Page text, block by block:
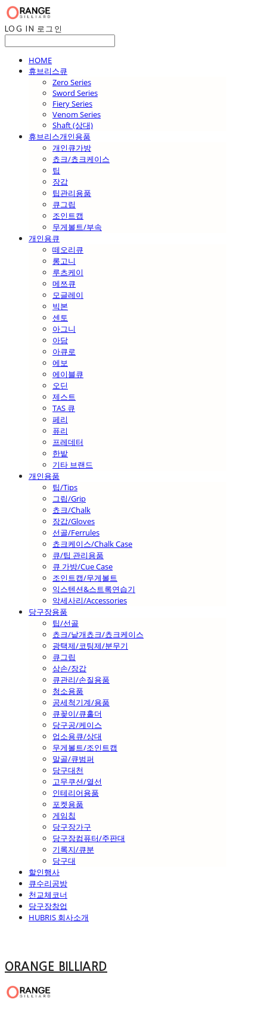
LOG IN 로그인
HOME
휴브리스큐
Zero Series
Sword Series
Fiery Series
Venom Series
Shaft (상대)
휴브리스개인용품
개인큐가방
쵸크/쵸크케이스
팁
장갑
팁관리용품
큐그립
조인트캡
무게볼트/부속
개인용큐
떼오리큐
롱고니
루츠케이
메쯔큐
모글레이
빅본
센토
아그니
아담
아큐로
에보
에이블큐
오딘
제스트
TAS 큐
페리
퓨리
프레데터
한밭
기타 브랜드
개인용품
팁/Tips
그립/Grip
쵸크/Chalk
장갑/Gloves
선골/Ferrules
쵸크케이스/Chalk Case
큐/팁 관리용품
큐 가방/Cue Case
조인트캡/무게볼트
익스텐션&스트록연습기
악세사리/Accessories
당구장용품
팁/선골
쵸크/낱개쵸크/쵸크케이스
광택제/코팅제/분무기
큐그립
삼손/장갑
큐관리/손질용품
청소용품
공세척기계/용품
큐꽂이/큐홀더
당구공/케이스
업소용큐/상대
무게볼트/조인트캡
말골/큐범퍼
당구대천
고무쿠션/열선
인테리어용품
포켓용품
게임칩
당구장가구
당구장컴퓨터/주판대
기록지/큐분
당구대
할인행사
큐수리공방
천교체코너
당구장창업
HUBRIS 회사소개
ORANGE BILLIARD